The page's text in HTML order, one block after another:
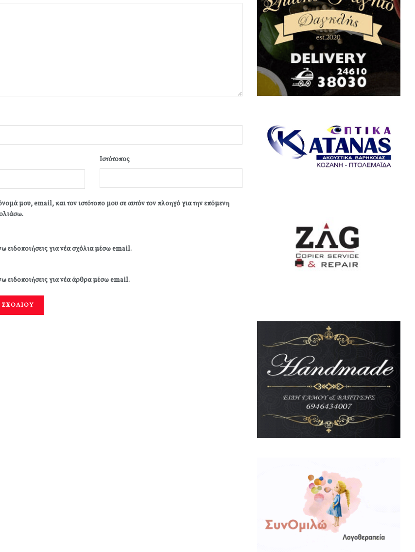
Ιστότοπος
μου, email, και τον ιστότοπο μου σε αυτόν τον πλοηγό για την επόμενη
ειδοποιήσεις για νέα σχόλια μέσω email.
ειδοποιήσεις για νέα άρθρα μέσω email.